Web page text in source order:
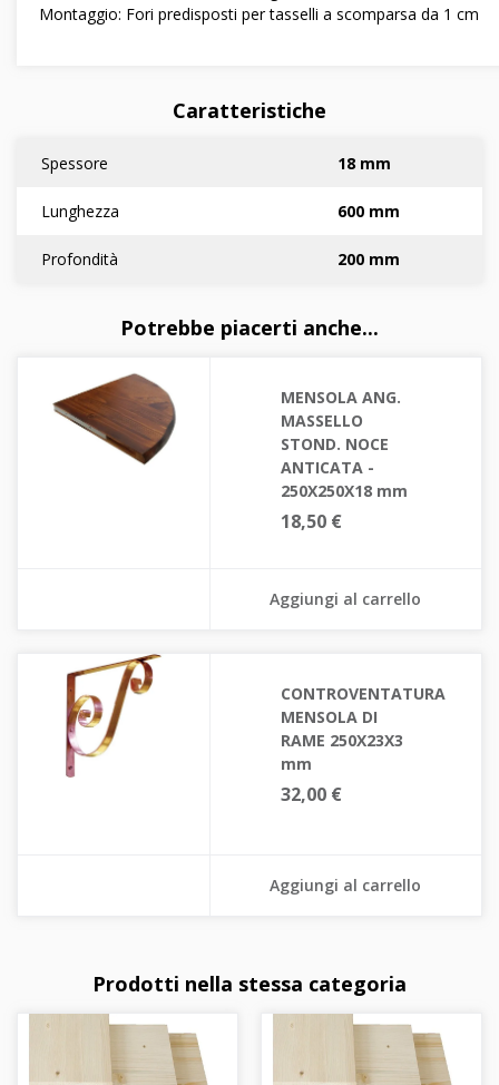
Montaggio: Fori predisposti per tasselli a scomparsa da 1 cm
Caratteristiche
Spessore 18 mm
Lunghezza 600 mm
Profondità 200 mm
Potrebbe piacerti anche...
MENSOLA ANG.
MASSELLO
STOND. NOCE
ANTICATA -
250X250X18 mm
18,50 €
Aggiungi al carrello
CONTROVENTATURA
MENSOLA DI
RAME 250X23X3
mm
32,00 €
Aggiungi al carrello
Prodotti nella stessa categoria